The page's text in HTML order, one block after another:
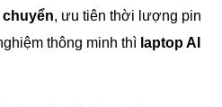
, ưu tiên thời lượng pin
thông minh thì laptop AI